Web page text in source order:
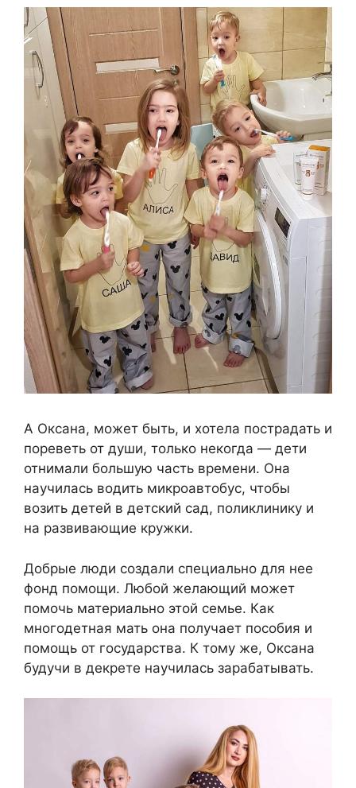
А Оксана, может быть, и хотела пострадать и
пореветь от души, только некогда — дети
отнимали большую часть времени. Она
научилась водить микроавтобус, чтобы
возить детей в детский сад, поликлинику и
на развивающие кружки.
Добрые люди создали специально для нее
фонд помощи. Любой желающий может
помочь материально этой семье. Как
многодетная мать она получает пособия и
помощь от государства. К тому же, Оксана
будучи в декрете научилась зарабатывать.